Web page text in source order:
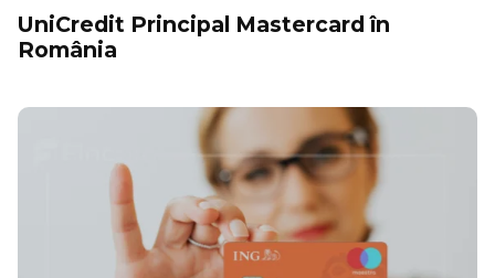
UniCredit Principal Mastercard în
România